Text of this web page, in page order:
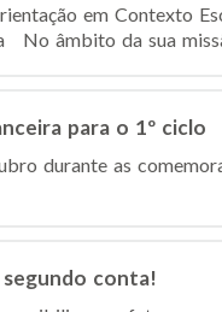
em Contexto
âmbito da sua
para o 1º ciclo
durante as
conta!